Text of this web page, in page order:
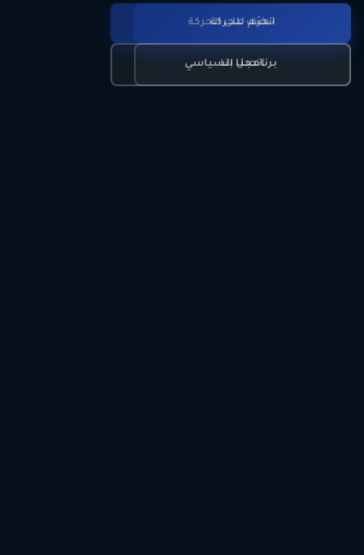
تعرّف على الحركة
برنامجنا السياسي
انضم للحركة
اتصل بنا